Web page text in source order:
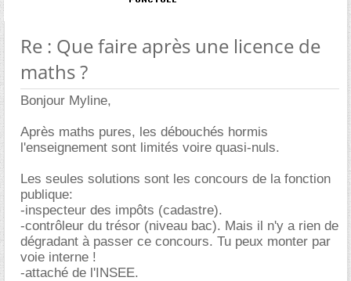
Re : Que faire après une licence de
maths ?
Bonjour Myline,
Après maths pures, les débouchés hormis
l'enseignement sont limités voire quasi-nuls.
Les seules solutions sont les concours de la fonction
publique:
-inspecteur des impôts (cadastre).
-contrôleur du trésor (niveau bac). Mais il n'y a rien de
dégradant à passer ce concours. Tu peux monter par
voie interne !
-attaché de l'INSEE.